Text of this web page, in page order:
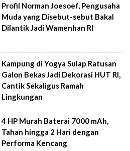
Profil Norman Joesoef, Pengusaha
Muda yang Disebut-sebut Bakal
Dilantik Jadi Wamenhan RI
Kampung di Yogya Sulap Ratusan
Galon Bekas Jadi Dekorasi HUT RI,
Cantik Sekaligus Ramah
Lingkungan
4 HP Murah Baterai 7000 mAh,
Tahan hingga 2 Hari dengan
Performa Kencang